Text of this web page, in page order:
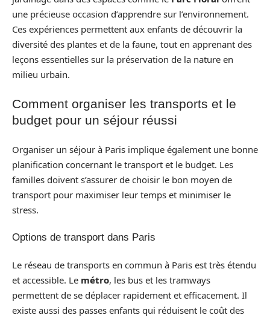
une précieuse occasion d’apprendre sur l’environnement.
Ces expériences permettent aux enfants de découvrir la
diversité des plantes et de la faune, tout en apprenant des
leçons essentielles sur la préservation de la nature en
milieu urbain.
Comment organiser les transports et le
budget pour un séjour réussi
Organiser un séjour à Paris implique également une bonne
planification concernant le transport et le budget. Les
familles doivent s’assurer de choisir le bon moyen de
transport pour maximiser leur temps et minimiser le
stress.
Options de transport dans Paris
Le réseau de transports en commun à Paris est très étendu
et accessible. Le métro, les bus et les tramways
permettent de se déplacer rapidement et efficacement. Il
existe aussi des passes enfants qui réduisent le coût des